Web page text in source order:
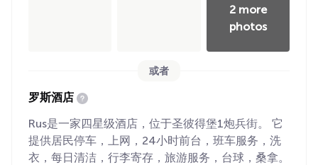
2 more
photos
或者
罗斯酒店
Rus是一家四星级酒店，位于圣彼得堡1炮兵街。 它
提供居民停车，上网，24小时前台，班车服务，洗
衣，每日清洁，行李寄存，旅游服务，台球，桑拿。